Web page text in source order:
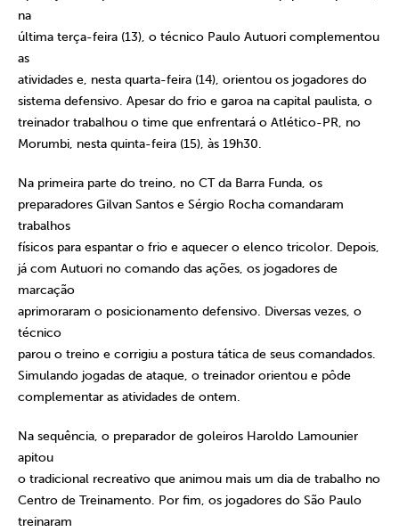
na
última terça-feira (13), o técnico Paulo Autuori complementou
as
atividades e, nesta quarta-feira (14), orientou os jogadores do
sistema defensivo. Apesar do frio e garoa na capital paulista, o
treinador trabalhou o time que enfrentará o Atlético-PR, no
Morumbi, nesta quinta-feira (15), às 19h30.
Na primeira parte do treino, no CT da Barra Funda, os
preparadores Gilvan Santos e Sérgio Rocha comandaram
trabalhos
físicos para espantar o frio e aquecer o elenco tricolor. Depois,
já com Autuori no comando das ações, os jogadores de
marcação
aprimoraram o posicionamento defensivo. Diversas vezes, o
técnico
parou o treino e corrigiu a postura tática de seus comandados.
Simulando jogadas de ataque, o treinador orientou e pôde
complementar as atividades de ontem.
Na sequência, o preparador de goleiros Haroldo Lamounier
apitou
o tradicional recreativo que animou mais um dia de trabalho no
Centro de Treinamento. Por fim, os jogadores do São Paulo
treinaram